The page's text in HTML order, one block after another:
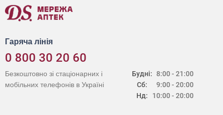
Гаряча лінія
0 800 30 20 60
Будні:
Сб:
Нд:
8:00 - 21:00
9:00 - 20:00
10:00 - 20:00
Безкоштовно зі стаціонарних і
мобільних телефонів в Україні